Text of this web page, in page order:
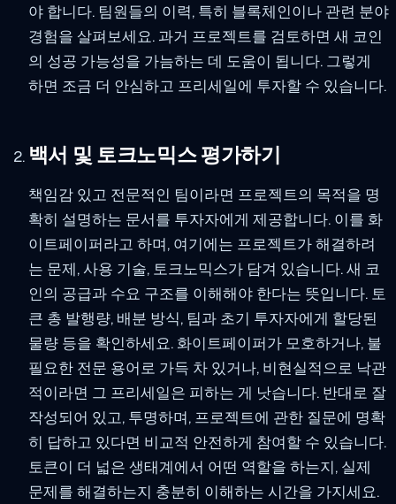
야 합니다. 팀원들의 이력, 특히 블록체인이나 관련 분야
경험을 살펴보세요. 과거 프로젝트를 검토하면 새 코인
의 성공 가능성을 가늠하는 데 도움이 됩니다. 그렇게
하면 조금 더 안심하고 프리세일에 투자할 수 있습니다.
백서 및 토크노믹스 평가하기
책임감 있고 전문적인 팀이라면 프로젝트의 목적을 명
확히 설명하는 문서를 투자자에게 제공합니다. 이를 화
이트페이퍼라고 하며, 여기에는 프로젝트가 해결하려
는 문제, 사용 기술, 토크노믹스가 담겨 있습니다. 새 코
인의 공급과 수요 구조를 이해해야 한다는 뜻입니다. 토
큰 총 발행량, 배분 방식, 팀과 초기 투자자에게 할당된
물량 등을 확인하세요. 화이트페이퍼가 모호하거나, 불
필요한 전문 용어로 가득 차 있거나, 비현실적으로 낙관
적이라면 그 프리세일은 피하는 게 낫습니다. 반대로 잘
작성되어 있고, 투명하며, 프로젝트에 관한 질문에 명확
히 답하고 있다면 비교적 안전하게 참여할 수 있습니다.
토큰이 더 넓은 생태계에서 어떤 역할을 하는지, 실제
문제를 해결하는지 충분히 이해하는 시간을 가지세요.